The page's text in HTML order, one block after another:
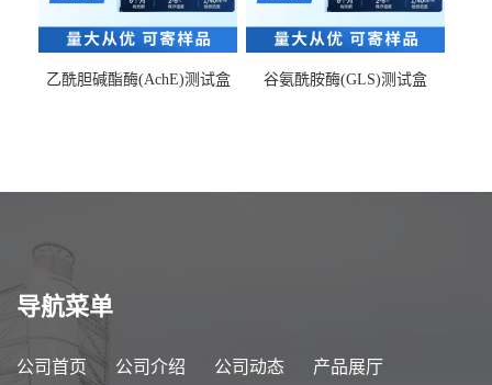
乙酰胆碱酯酶(AchE)测试盒 谷氨酰胺酶(GLS)测试盒
导航菜单
公司首页 公司介绍 公司动态 产品展厅